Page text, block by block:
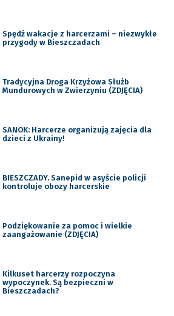
Spędź wakacje z harcerzami – niezwykłe
przygody w Bieszczadach
Tradycyjna Droga Krzyżowa Służb
Mundurowych w Zwierzyniu (ZDJĘCIA)
SANOK: Harcerze organizują zajęcia dla
dzieci z Ukrainy!
BIESZCZADY. Sanepid w asyście policji
kontroluje obozy harcerskie
Podziękowanie za pomoc i wielkie
zaangażowanie (ZDJĘCIA)
Kilkuset harcerzy rozpoczyna
wypoczynek. Są bezpieczni w
Bieszczadach?